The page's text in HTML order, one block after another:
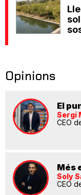
Opinions
El
Sergi
CEO
Més
Soly
CEO